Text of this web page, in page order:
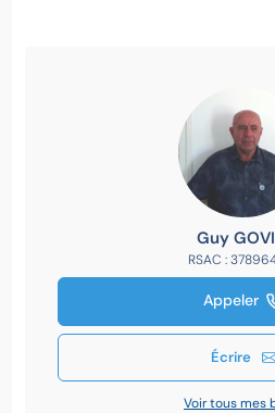
Guy
RSAC :
Appeler
Écrire
Voir tous mes